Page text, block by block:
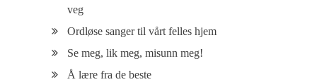
veg
Ordløse sanger til vårt felles hjem
Se meg, lik meg, misunn meg!
Å lære fra de beste